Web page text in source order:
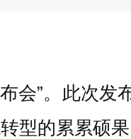
会”。此次发
型的累累硕果